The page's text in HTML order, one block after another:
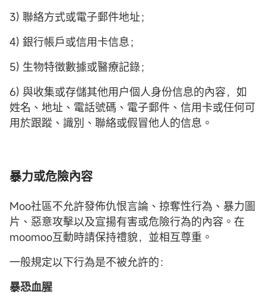
3) 聯絡方式或電子郵件地址；
4) 銀行帳戶或信用卡信息；
5) 生物特徵數據或醫療記錄；
6) 與收集或存儲其他用户個人身份信息的內容，如
姓名、地址、電話號碼、電子郵件、信用卡或任何可
用於跟蹤、識別、聯絡或假冒他人的信息。
暴力或危險內容
Moo社區不允許發佈仇恨言論、掠奪性行為、暴力圖
片、惡意攻擊以及宣揚有害或危險行為的內容。在
moomoo互動時請保持禮貌，並相互尊重。
一般規定以下行為是不被允許的：
暴恐血腥